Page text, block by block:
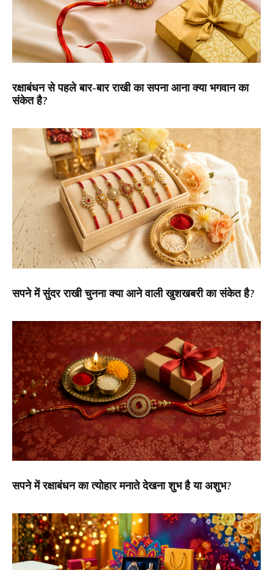
रक्षाबंधन से पहले बार-बार राखी का सपना आना क्या भगवान का
संकेत है?
सपने में सुंदर राखी चुनना क्या आने वाली खुशखबरी का संकेत है?
सपने में रक्षाबंधन का त्योहार मनाते देखना शुभ है या अशुभ?